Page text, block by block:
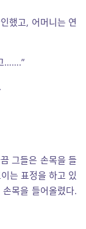
했고, 어머니는 연
…….”
그들은 손목을 들
는 표정을 하고 있
목을 들어올렸다.